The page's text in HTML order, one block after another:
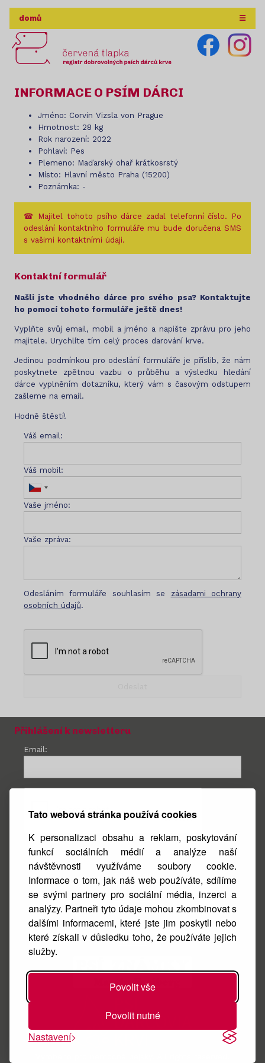
Tato webová stránka používá cookies
K personalizaci obsahu a reklam, poskytování
funkcí sociálních médií a analýze naší
návštěvnosti využíváme soubory cookie.
Informace o tom, jak náš web používáte, sdílíme
se svými partnery pro sociální média, inzerci a
analýzy. Partneři tyto údaje mohou zkombinovat s
dalšími informacemi, které jste jim poskytli nebo
které získali v důsledku toho, že používáte jejich
služby.
Povolit vše
Povolit nutné
Nastavení
domů ☰
INFORMACE O PSÍM DÁRCI
Jméno: Corvin Vizsla von Prague
Hmotnost: 28 kg
Rok narození: 2022
Pohlaví: Pes
Plemeno: Maďarský ohař krátkosrstý
Místo: Hlavní město Praha (15200)
Poznámka: -
☎ Majitel tohoto psího dárce zadal telefonní číslo. Po
odeslání kontaktního formuláře mu bude doručena SMS
s vašimi kontaktními údaji.
Kontaktní formulář
Našli jste vhodného dárce pro svého psa? Kontaktujte
ho pomocí tohoto formuláře ještě dnes!
Vyplňte svůj email, mobil a jméno a napište zprávu pro jeho
majitele. Urychlíte tím celý proces darování krve.
Jedinou podmínkou pro odeslání formuláře je příslib, že nám
poskytnete zpětnou vazbu o průběhu a výsledku hledání
dárce vyplněním dotazníku, který vám s časovým odstupem
zašleme na email.
Hodně štěstí!
Váš email:
Váš mobil:
Vaše jméno:
Vaše zpráva:
Odesláním formuláře souhlasím se zásadami ochrany
osobních údajů.
Přihlášení k newsletteru
Email:
Facebook
Instagram
O nás
Kontakt